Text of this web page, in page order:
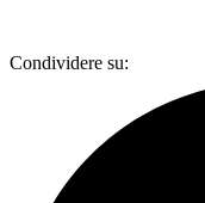
Condividere su: